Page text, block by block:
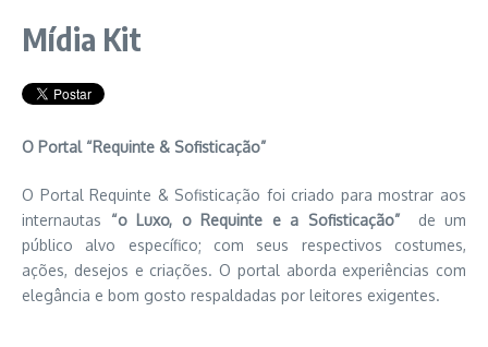
Mídia Kit
O Portal “Requinte & Sofisticação”
O Portal Requinte & Sofisticação foi criado para mostrar aos
internautas “o Luxo, o Requinte e a Sofisticação”de um
público alvo específico; com seus respectivos costumes,
ações, desejos e criações. O portal aborda experiências com
elegância e bom gosto respaldadas por leitores exigentes.